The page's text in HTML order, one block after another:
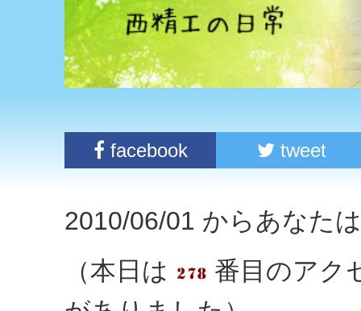
facebook tweet
2010/06/01 からあなた
（本日は
番目のア